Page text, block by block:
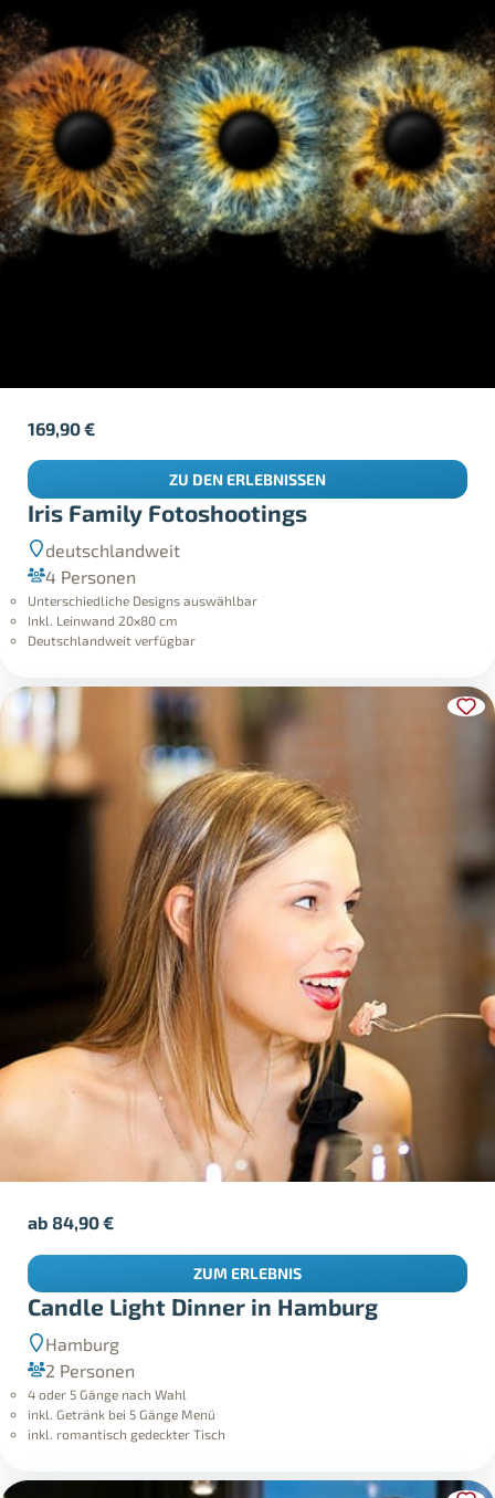
Iris Family Fotoshootings
deutschlandweit
4 Personen
Unterschiedliche Designs auswählbar
Inkl. Leinwand 20x80 cm
Deutschlandweit verfügbar
169,90€
ZU DEN ERLEBNISSEN
Candle Light Dinner in Hamburg
Hamburg
2 Personen
4 oder 5 Gänge nach Wahl
inkl. Getränk bei 5 Gänge Menü
inkl. romantisch gedeckter Tisch
ab84,90€
ZUM ERLEBNIS